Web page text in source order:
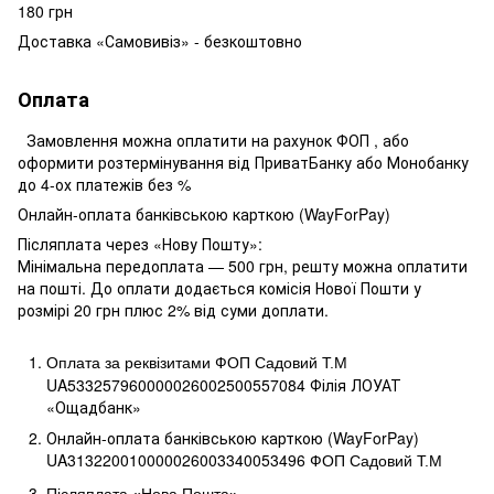
180 грн
Доставка «Самовивіз» - безкоштовно
Оплата
Замовлення можна оплатити на рахунок ФОП , або
оформити розтермінування від ПриватБанку або Монобанку
до 4-ох платежів без %
Онлайн-оплата банківською карткою (WayForPay)
Післяплата через «Нову Пошту»:
Мінімальна передоплата — 500 грн, решту можна оплатити
на пошті. До оплати додається комісія Нової Пошти у
розмірі 20 грн плюс 2% від суми доплати.
Оплата за реквізитами ФОП Садовий Т.М
UA533257960000026002500557084 Філія ЛОУАТ
«Ощадбанк»
Онлайн-оплата банківською карткою (WayForPay)
UA313220010000026003340053496 ФОП Садовий Т.М